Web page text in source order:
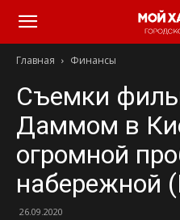
Главная Финансы
Съемки
Даммом в
огромной
набережной
26.09.2020